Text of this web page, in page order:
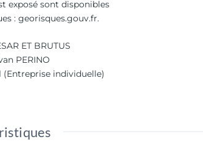
exposé sont disponibles
: georisques.gouv.fr.
ET BRUTUS
PERINO
individuelle)